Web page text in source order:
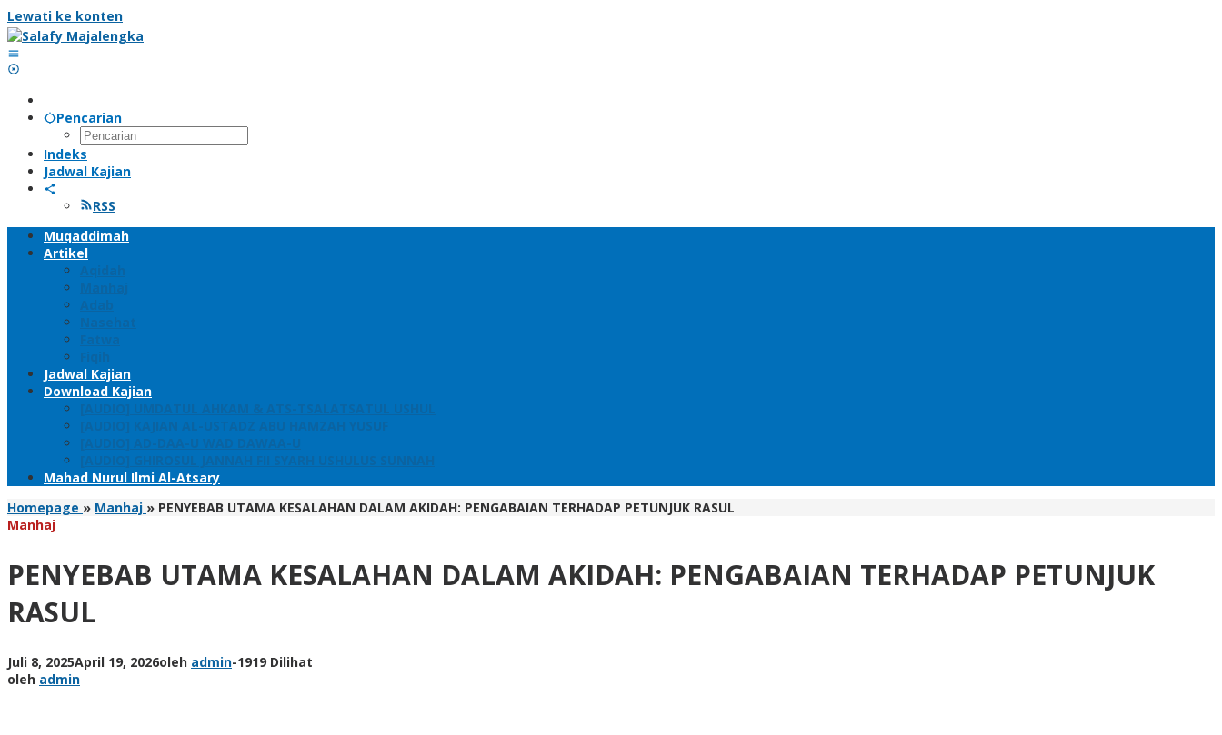
Lewati ke konten
Pencarian
Indeks
Jadwal Kajian
RSS
Muqaddimah
Artikel
Aqidah
Manhaj
Adab
Nasehat
Fatwa
Fiqih
Jadwal Kajian
Download Kajian
[AUDIO] UMDATUL AHKAM & ATS-TSALATSATUL USHUL
[AUDIO] KAJIAN AL-USTADZ ABU HAMZAH YUSUF
[AUDIO] AD-DAA-U WAD DAWAA-U
[AUDIO] GHIROSUL JANNAH FII SYARH USHULUS SUNNAH
Mahad Nurul Ilmi Al-Atsary
Homepage » Manhaj » PENYEBAB UTAMA KESALAHAN DALAM AKIDAH: PENGABAIAN TERHADAP PETUNJUK RASUL
Manhaj
PENYEBAB UTAMA KESALAHAN DALAM AKIDAH: PENGABAIAN TERHADAP PETUNJUK
RASUL
Juli 8, 2025April 19, 2026oleh admin-1919 Dilihat
oleh admin